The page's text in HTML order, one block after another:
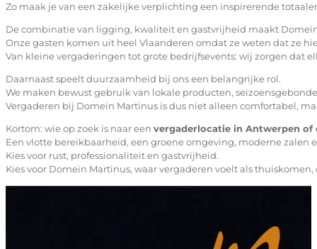
Zo maak je van een zakelijke verplichting een inspirerende
De combinatie van ligging, kwaliteit en gastvrijheid maakt
Onze gasten komen uit heel Vlaanderen omdat ze weten dat ze
Van kleine vergaderingen tot grote bedrijfsevents: wij zorgen dat
Daarnaast speelt duurzaamheid bij ons een belangrijke rol.
We maken bewust gebruik van lokale producten,
Vergaderen bij Domein Martinus is dus niet alleen comfortabel,
Kortom: wie op zoek is naar een vergaderlocatie in Antwerpen of
Een vlotte bereikbaarheid, een groene omgeving, moderne zalen
Kies voor rust, professionaliteit en gastvrijheid.
Kies voor Domein Martinus, waar vergaderen voelt als